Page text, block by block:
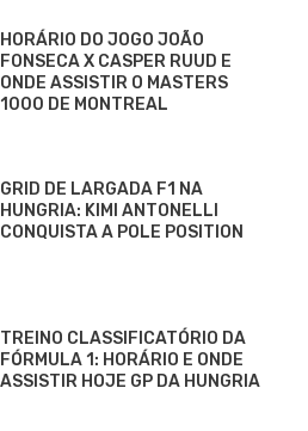
HORÁRIO DO JOGO JOÃO
FONSECA X CASPER RUUD E
ONDE ASSISTIR O MASTERS
1000 DE MONTREAL
GRID DE LARGADA F1 NA
HUNGRIA: KIMI ANTONELLI
CONQUISTA A POLE POSITION
TREINO CLASSIFICATÓRIO DA
FÓRMULA 1: HORÁRIO E ONDE
ASSISTIR HOJE GP DA HUNGRIA